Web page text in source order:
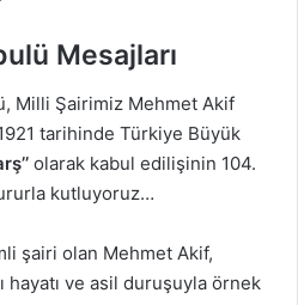
Mesajları
Milli Şairimiz Mehmet Akif
tarihinde Türkiye Büyük
olarak kabul edilişinin 104.
kutluyoruz…
şairi olan Mehmet Akif,
ve asil duruşuyla örnek